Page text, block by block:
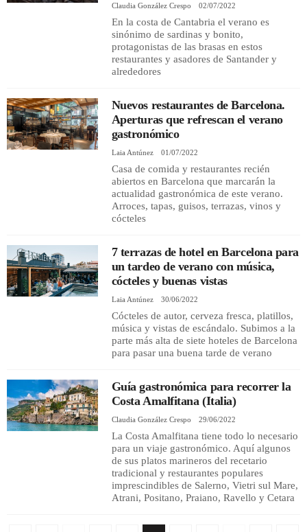
Claudia González Crespo 02/07/2022
En la costa de Cantabria el verano es
sinónimo de sardinas y bonito,
protagonistas de las brasas en estos
restaurantes y asadores de Santander y
alrededores
Nuevos restaurantes de Barcelona.
Aperturas que refrescan el verano
gastronómico
Laia Antúnez 01/07/2022
Casa de comida y restaurantes recién
abiertos en Barcelona que marcarán la
actualidad gastronómica de este verano.
Arroces, tapas, guisos, terrazas, vinos y
cócteles
7 terrazas de hotel en Barcelona para
un tardeo de verano con música,
cócteles y buenas vistas
Laia Antúnez 30/06/2022
Cócteles de autor, cerveza fresca, platillos,
música y vistas de escándalo. Subimos a la
parte más alta de siete hoteles de Barcelona
para pasar una buena tarde de verano
Guía gastronómica para recorrer la
Costa Amalfitana (Italia)
Claudia González Crespo 29/06/2022
La Costa Amalfitana tiene todo lo necesario
para un viaje gastronómico. Aquí algunos
de sus platos marineros del recetario
tradicional y restaurantes populares
imprescindibles de Salerno, Vietri sul Mare,
Atrani, Positano, Praiano, Ravello y Cetara